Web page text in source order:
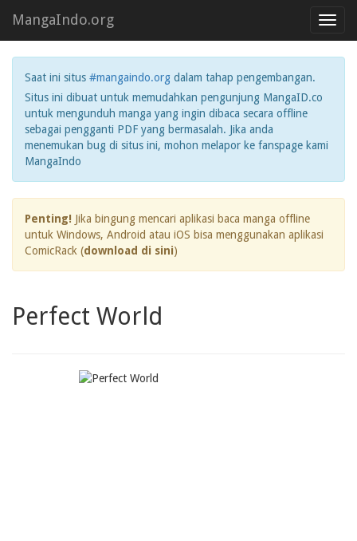
MangaIndo.org
Saat ini situs #mangaindo.org dalam tahap pengembangan.
Situs ini dibuat untuk memudahkan pengunjung MangaID.co
untuk mengunduh manga yang ingin dibaca secara offline
sebagai pengganti PDF yang bermasalah. Jika anda
menemukan bug di situs ini, mohon melapor ke fanspage kami
MangaIndo
Penting! Jika bingung mencari aplikasi baca manga offline
untuk Windows, Android atau iOS bisa menggunakan aplikasi
ComicRack (download di sini)
Perfect World